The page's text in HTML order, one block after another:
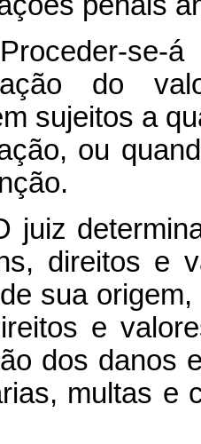
se-
do
sujeitos a
ou
juiz
direitos e
sua
e
dos danos
multas e